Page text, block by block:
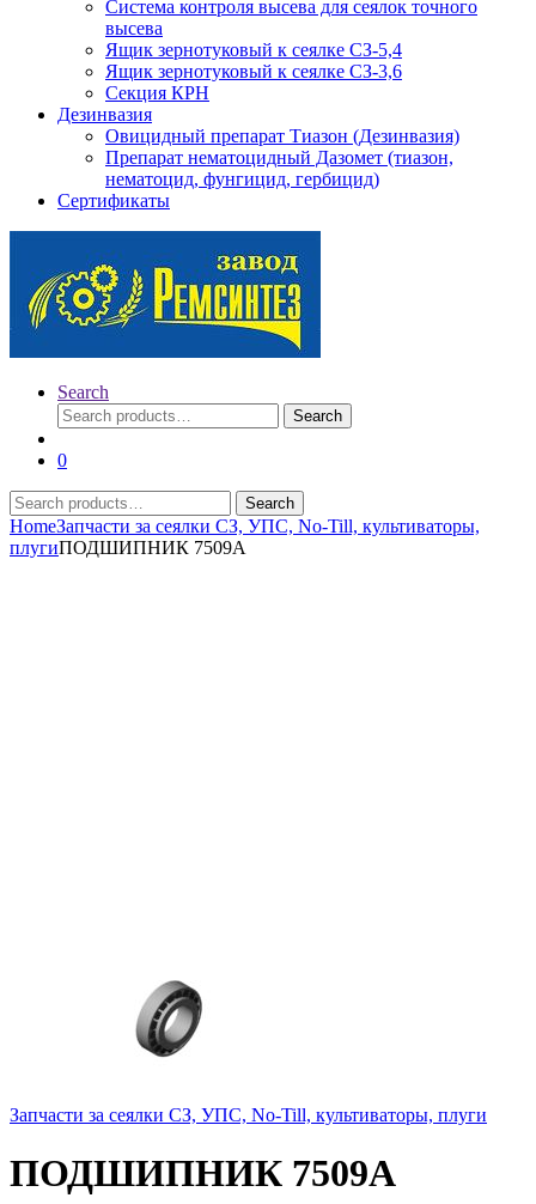
Система контроля высева для сеялок точного
высева
Ящик зернотуковый к сеялке СЗ-5,4
Ящик зернотуковый к сеялке СЗ-3,6
Секция КРН
Дезинвазия
Овицидный препарат Тиазон (Дезинвазия)
Препарат нематоцидный Дазомет (тиазон,
нематоцид, фунгицид, гербицид)
Сертификаты
Search
Search
for:
Search
0
Search
for:
Search
HomeЗапчасти за сеялки СЗ, УПС, No-Till, культиваторы,
плугиПОДШИПНИК 7509А
Запчасти за сеялки СЗ, УПС, No-Till, культиваторы, плуги
ПОДШИПНИК 7509А